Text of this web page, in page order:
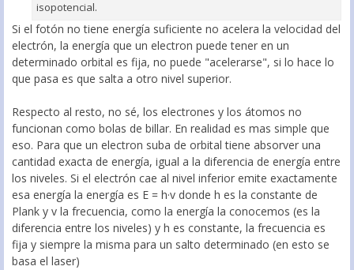
isopotencial.
Si el fotón no tiene energía suficiente no acelera la velocidad del
electrón, la energía que un electron puede tener en un
determinado orbital es fija, no puede "acelerarse", si lo hace lo
que pasa es que salta a otro nivel superior.
Respecto al resto, no sé, los electrones y los átomos no
funcionan como bolas de billar. En realidad es mas simple que
eso. Para que un electron suba de orbital tiene absorver una
cantidad exacta de energía, igual a la diferencia de energía entre
los niveles. Si el electrón cae al nivel inferior emite exactamente
esa energía la energía es E = h·v donde h es la constante de
Plank y v la frecuencia, como la energía la conocemos (es la
diferencia entre los niveles) y h es constante, la frecuencia es
fija y siempre la misma para un salto determinado (en esto se
basa el laser)